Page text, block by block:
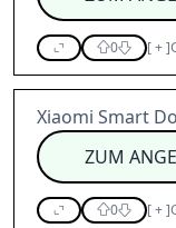
0 [+]
Xiaomi Smart
ZUM
0 [+]